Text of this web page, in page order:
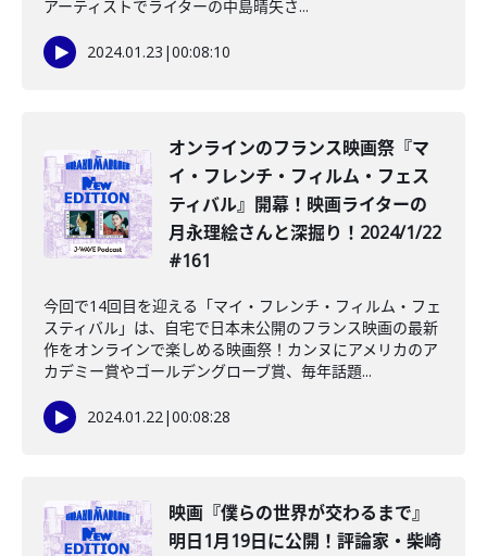
アーティストでライターの中島晴矢さ...
2024.01.23 |00:08:10
オンラインのフランス映画祭『マ
イ・フレンチ・フィルム・フェス
ティバル』開幕！映画ライターの
月永理絵さんと深掘り！2024/1/22
#161
今回で14回目を迎える「マイ・フレンチ・フィルム・フェ
スティバル」は、自宅で日本未公開のフランス映画の最新
作をオンラインで楽しめる映画祭！カンヌにアメリカのア
カデミー賞やゴールデングローブ賞、毎年話題...
2024.01.22|00:08:28
映画『僕らの世界が交わるまで』
明日1月19日に公開！評論家・柴崎